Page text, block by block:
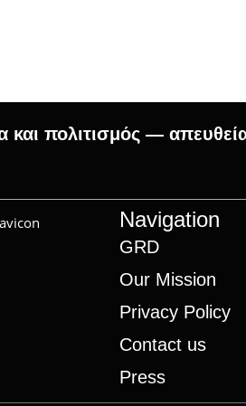
και πολιτισμός —
Navigation
GRD
Our Mission
Privacy Policy
Contact us
Press